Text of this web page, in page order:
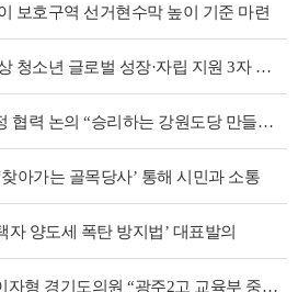
보호구역 선거현수막 높이 기준 마련
허영 의원, 보호대상 청소년 글로벌 성장·자립 지원 3자 업무협약 체결
우상호 지사와 당정 협력 논의 “승리하는 강원도당 만들겠다”
아가는 골목당사’ 통해 시민과 소통
자 양도세 폭탄 방지법’ 대표발의
안태준 국회의원 이자형 경기도의원 “광주2고 교육부 중앙투자심사 조건부 통과 환영”